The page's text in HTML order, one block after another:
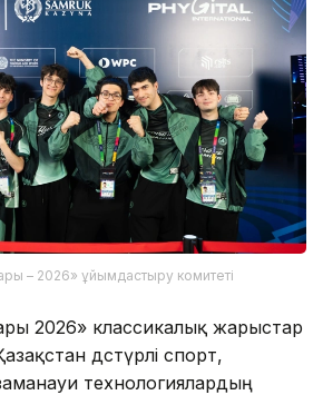
– 2026» ұйымдастыру комитеті
2026» классикалық жарыстар
дәстүрлі спорт,
технологиялардың